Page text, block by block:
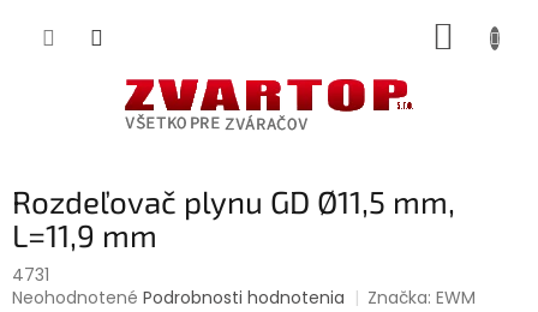
Rozdeľovač plynu GD Ø11,5 mm,
L=11,9 mm
4731
Priemerné
Neohodnotené Podrobnosti hodnotenia Značka:EWM